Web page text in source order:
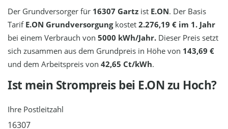
Der Grundversorger für 16307 Gartz ist E.ON. Der Basis
Tarif E.ON Grundversorgungkostet2.276,19 € im 1. Jahr
bei einem Verbrauch von5000 kWh/Jahr. Dieser Preis setzt
sich zusammen aus dem Grundpreis in Höhe von 143,69 €
und dem Arbeitspreis von42,65 Ct/kWh.
Ist mein Strompreis bei E.ONzu Hoch?
Ihre Postleitzahl